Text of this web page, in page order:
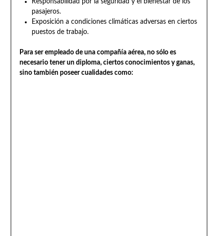
Responsabilidad por la seguridad y el bienestar de los
pasajeros.
Exposición a condiciones climáticas adversas en ciertos
puestos de trabajo.
Para ser empleado de una compañía aérea, no sólo es
necesario tener un diploma, ciertos conocimientos y ganas,
sino también poseer cualidades como: